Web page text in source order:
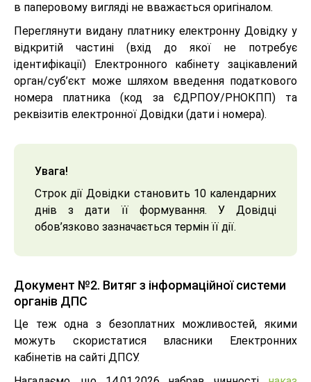
в паперовому вигляді не вважається оригіналом.
Переглянути видану платнику електронну Довідку у
відкритій частині (вхід до якої не потребує
ідентифікації) Електронного кабінету зацікавлений
орган/суб’єкт може шляхом введення податкового
номера платника (код за ЄДРПОУ/РНОКПП) та
реквізитів електронної Довідки (дати і номера).
Увага!
Строк дії Довідки становить 10 календарних
днів з дати її формування. У Довідці
обов’язково зазначається термін її дії.
Документ №2. Витяг з інформаційної системи
органів ДПС
Це теж одна з безоплатних можливостей, якими
можуть скористатися власники Електронних
кабінетів на сайті ДПСУ.